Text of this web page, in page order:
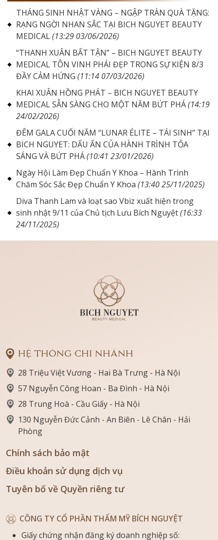
THÁNG SINH NHẬT VÀNG – NGẬP TRÀN QUÀ TẶNG:
RẠNG NGỜI NHAN SẮC TẠI BICH NGUYET BEAUTY
MEDICAL(13:29 03/06/2026)
“THANH XUÂN BẤT TẬN” – BICH NGUYET BEAUTY
MEDICAL TÔN VINH PHÁI ĐẸP TRONG SỰ KIỆN 8/3
ĐẦY CẢM HỨNG (11:14 07/03/2026)
KHAI XUÂN HỒNG PHÁT – BICH NGUYET BEAUTY
MEDICAL SẴN SÀNG CHO MỘT NĂM BỨT PHÁ(14:19
24/02/2026)
ĐÊM GALA CUỐI NĂM “LUNAR ÉLITE – TÁI SINH” TẠI
BICH NGUYET: DẤU ẤN CỦA HÀNH TRÌNH TỎA
SÁNG VÀ BỨT PHÁ(10:41 23/01/2026)
Ngày Hội Làm Đẹp Chuẩn Y Khoa – Hành Trình
Chăm Sóc Sắc Đẹp Chuẩn Y Khoa (13:40 25/11/2025)
Diva Thanh Lam và loạt sao Vbiz xuất hiện trong
sinh nhật 9/11 của Chủ tịch Lưu Bích Nguyệt(16:33
24/11/2025)
HỆ THỐNG CHI NHÁNH
28 Triệu Việt Vương - Hai Bà Trưng - Hà Nội
57 Nguyễn Công Hoan - Ba Đình - Hà Nội
28 Trung Hoà - Cầu Giấy - Hà Nội
130 Nguyễn Đức Cảnh - An Biên - Lê Chân - Hải
Phòng
Chính sách bảo mật
Điều khoản sử dụng dịch vụ
Tuyên bố về Quyền riêng tư
CÔNG TY CỔ PHẦN THẨM MỸ BÍCH NGUYỆT
Giấy chứng nhận đăng ký doanh nghiệp số: